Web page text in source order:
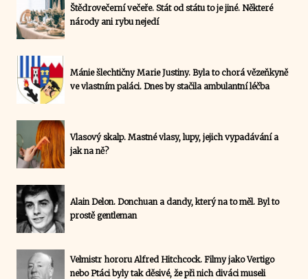
Štědrovečerní večeře. Stát od státu to je jiné. Některé
národy ani rybu nejedí
Mánie šlechtičny Marie Justiny. Byla to chorá vězeňkyně
ve vlastním paláci. Dnes by stačila ambulantní léčba
Vlasový skalp. Mastné vlasy, lupy, jejich vypadávání a
jak na ně?
Alain Delon. Donchuan a dandy, který na to měl. Byl to
prostě gentleman
Velmistr hororu Alfred Hitchcock. Filmy jako Vertigo
nebo Ptáci byly tak děsivé, že při nich diváci museli